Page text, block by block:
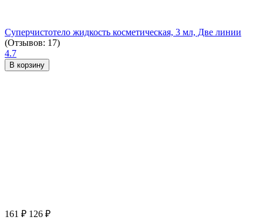
Суперчистотело жидкость косметическая, 3 мл, Две линии
(Отзывов: 17)
4.7
В корзину
161 ₽ 126 ₽